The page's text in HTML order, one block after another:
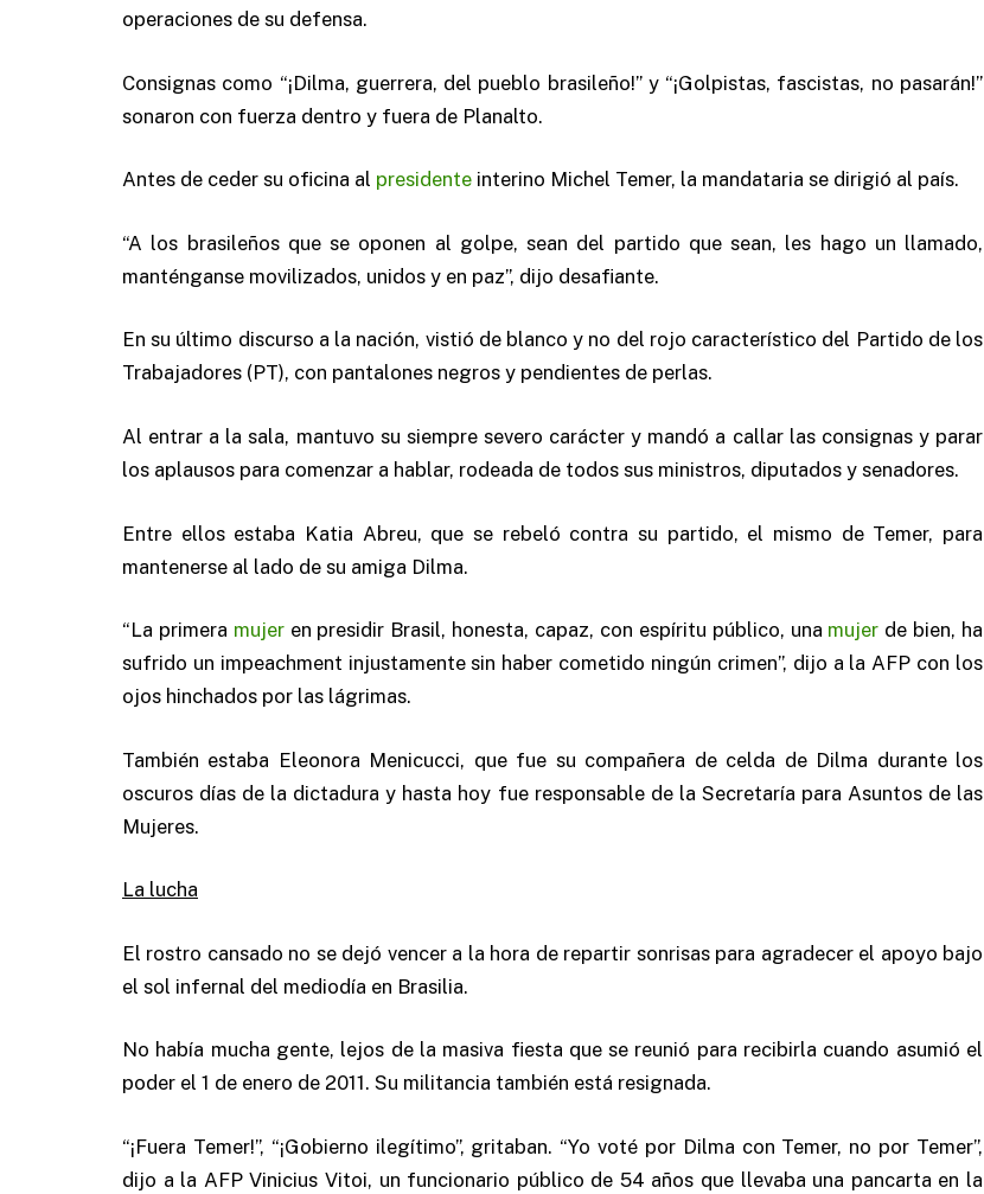
operaciones de su defensa.
Consignas como “¡Dilma, guerrera, del pueblo brasileño!” y “¡Golpistas, fascistas, no pasarán!”
sonaron con fuerza dentro y fuera de Planalto.
Antes de ceder su oficina al presidente interino Michel Temer, la mandataria se dirigió al país.
“A los brasileños que se oponen al golpe, sean del partido que sean, les hago un llamado,
manténganse movilizados, unidos y en paz”, dijo desafiante.
En su último discurso a la nación, vistió de blanco y no del rojo característico del Partido de los
Trabajadores (PT), con pantalones negros y pendientes de perlas.
Al entrar a la sala, mantuvo su siempre severo carácter y mandó a callar las consignas y parar
los aplausos para comenzar a hablar, rodeada de todos sus ministros, diputados y senadores.
Entre ellos estaba Katia Abreu, que se rebeló contra su partido, el mismo de Temer, para
mantenerse al lado de su amiga Dilma.
“La primera mujeren presidir Brasil, honesta, capaz, con espíritu público, una mujer de bien, ha
sufrido un impeachment injustamente sin haber cometido ningún crimen”, dijo a la AFP con los
ojos hinchados por las lágrimas.
También estaba Eleonora Menicucci, que fue su compañera de celda de Dilma durante los
oscuros días de la dictadura y hasta hoy fue responsable de la Secretaría para Asuntos de las
Mujeres.
La lucha
El rostro cansado no se dejó vencer a la hora de repartir sonrisas para agradecer el apoyo bajo
el sol infernal del mediodía en Brasilia.
No había mucha gente, lejos de la masiva fiesta que se reunió para recibirla cuando asumió el
poder el 1 de enero de 2011. Su militancia también está resignada.
“¡Fuera Temer!”, “¡Gobierno ilegítimo”, gritaban. “Yo voté por Dilma con Temer, no por Temer”,
dijo a la AFP Vinicius Vitoi, un funcionario público de 54 años que llevaba una pancarta en la